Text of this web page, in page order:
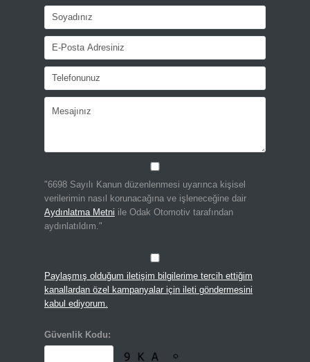
"6698 Sayılı Kanun düzenlenmesi uyarınca kişisel
verilerimin nasıl korunacağına ve işleneceğine dair
Aydınlatma Metni ile Odak Otomotiv tarafından
aydınlatıldım."
Paylaşmış olduğum iletişim bilgilerime tercih ettiğim
kanallardan özel kampanyalar için ileti göndermesini
kabul ediyorum.
Güvenlik Kodu: